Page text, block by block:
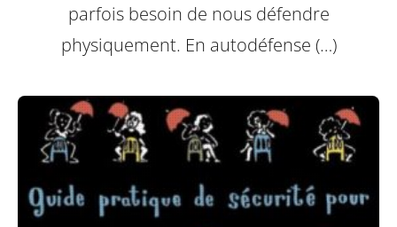
parfois besoin de nous défendre
physiquement. En autodéfense (…)